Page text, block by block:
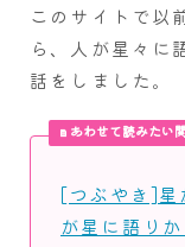
このサイトで以
ら、人が星々に
話をしました。
あわせて読みたい
[つぶやき]星
が星に語り